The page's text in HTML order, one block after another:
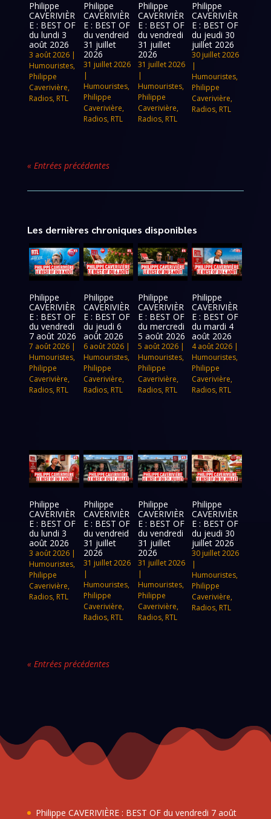
Philippe
CAVERIVIÈR
E : BEST OF
du lundi 3
août 2026
3 août 2026 |
Humouristes,
Philippe
Caverivière,
Radios, RTL
Philippe
CAVERIVIÈR
E : BEST OF
du vendreid
31 juillet
2026
31 juillet 2026
|
Humouristes,
Philippe
Caverivière,
Radios, RTL
Philippe
CAVERIVIÈR
E : BEST OF
du vendredi
31 juillet
2026
31 juillet 2026
|
Humouristes,
Philippe
Caverivière,
Radios, RTL
Philippe
CAVERIVIÈR
E : BEST OF
du jeudi 30
juillet 2026
30 juillet 2026
|
Humouristes,
Philippe
Caverivière,
Radios, RTL
« Entrées précédentes
Les dernières chroniques disponibles
Philippe
CAVERIVIÈR
E : BEST OF
du vendredi
7 août 2026
7 août 2026 |
Humouristes,
Philippe
Caverivière,
Radios, RTL
Philippe
CAVERIVIÈR
E : BEST OF
du jeudi 6
août 2026
6 août 2026|
Humouristes,
Philippe
Caverivière,
Radios, RTL
Philippe
CAVERIVIÈR
E : BEST OF
du mercredi
5 août 2026
5 août 2026|
Humouristes,
Philippe
Caverivière,
Radios, RTL
Philippe
CAVERIVIÈR
E : BEST OF
du mardi 4
août 2026
4 août 2026 |
Humouristes,
Philippe
Caverivière,
Radios, RTL
Philippe
CAVERIVIÈR
E : BEST OF
du lundi 3
août 2026
3 août 2026 |
Humouristes,
Philippe
Caverivière,
Radios, RTL
Philippe
CAVERIVIÈR
E : BEST OF
du vendreid
31 juillet
2026
31 juillet 2026
|
Humouristes,
Philippe
Caverivière,
Radios, RTL
Philippe
CAVERIVIÈR
E : BEST OF
du vendredi
31 juillet
2026
31 juillet 2026
|
Humouristes,
Philippe
Caverivière,
Radios, RTL
Philippe
CAVERIVIÈR
E : BEST OF
du jeudi 30
juillet 2026
30 juillet 2026
|
Humouristes,
Philippe
Caverivière,
Radios, RTL
« Entrées précédentes
Philippe CAVERIVIÈRE : BEST OF du vendredi 7 août